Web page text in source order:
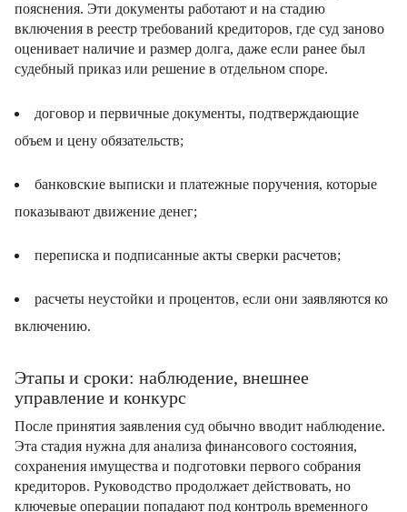
пояснения. Эти документы работают и на стадию
включения в реестр требований кредиторов, где суд заново
оценивает наличие и размер долга, даже если ранее был
судебный приказ или решение в отдельном споре.
договор и первичные документы, подтверждающие
объем и цену обязательств;
банковские выписки и платежные поручения, которые
показывают движение денег;
переписка и подписанные акты сверки расчетов;
расчеты неустойки и процентов, если они заявляются ко
включению.
Этапы и сроки: наблюдение, внешнее
управление и конкурс
После принятия заявления суд обычно вводит наблюдение.
Эта стадия нужна для анализа финансового состояния,
сохранения имущества и подготовки первого собрания
кредиторов. Руководство продолжает действовать, но
ключевые операции попадают под контроль временного